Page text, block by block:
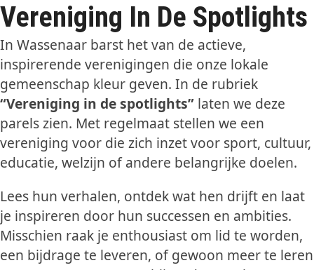
Vereniging In De Spotlights
In Wassenaar barst het van de actieve,
inspirerende verenigingen die onze lokale
gemeenschap kleur geven. In de rubriek
“Vereniging in de spotlights” laten we deze
parels zien. Met regelmaat stellen we een
vereniging voor die zich inzet voor sport, cultuur,
educatie, welzijn of andere belangrijke doelen.
Lees hun verhalen, ontdek wat hen drijft en laat
je inspireren door hun successen en ambities.
Misschien raak je enthousiast om lid te worden,
een bijdrage te leveren, of gewoon meer te leren